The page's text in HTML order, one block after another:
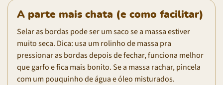
A parte mais chata (e como facilitar)
Selar as bordas pode ser um saco se a massa estiver
muito seca. Dica: usa um rolinho de massa pra
pressionar as bordas depois de fechar, funciona melhor
que garfo e fica mais bonito. Se a massa rachar, pincela
com um pouquinho de água e óleo misturados.